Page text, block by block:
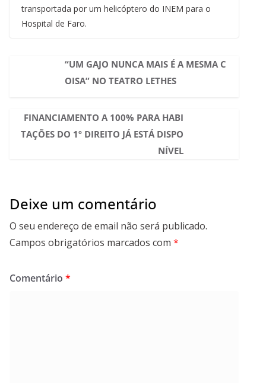
transportada por um helicóptero do INEM para o
Hospital de Faro.
“UM GAJO NUNCA MAIS É A MESMA C
OISA” NO TEATRO LETHES
FINANCIAMENTO A 100% PARA HABI
TAÇÕES DO 1º DIREITO JÁ ESTÁ DISPO
NÍVEL
Deixe um comentário
O seu endereço de email não será publicado.
Campos obrigatórios marcados com *
Comentário *